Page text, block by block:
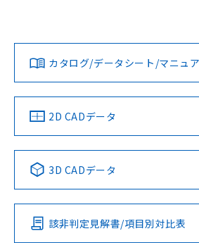
ダウンロードデータをご利用いただく
みください。
ソフトウェアの使用条件
対応済み
中国 RoHS 注意事項・凡例
Pb Hg
O
カタログ/データシート/マニュ
2D CADデータ
3D CADデータ
該非判定見解書/項目別対比表
また、RoHS指令のフタル酸
物質の対応では、対応完了まで
していることから、特段のこと
り、2022年1月12日より割愛
す。